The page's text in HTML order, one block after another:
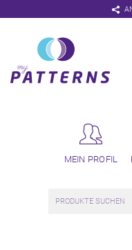
MEIN PROFIL